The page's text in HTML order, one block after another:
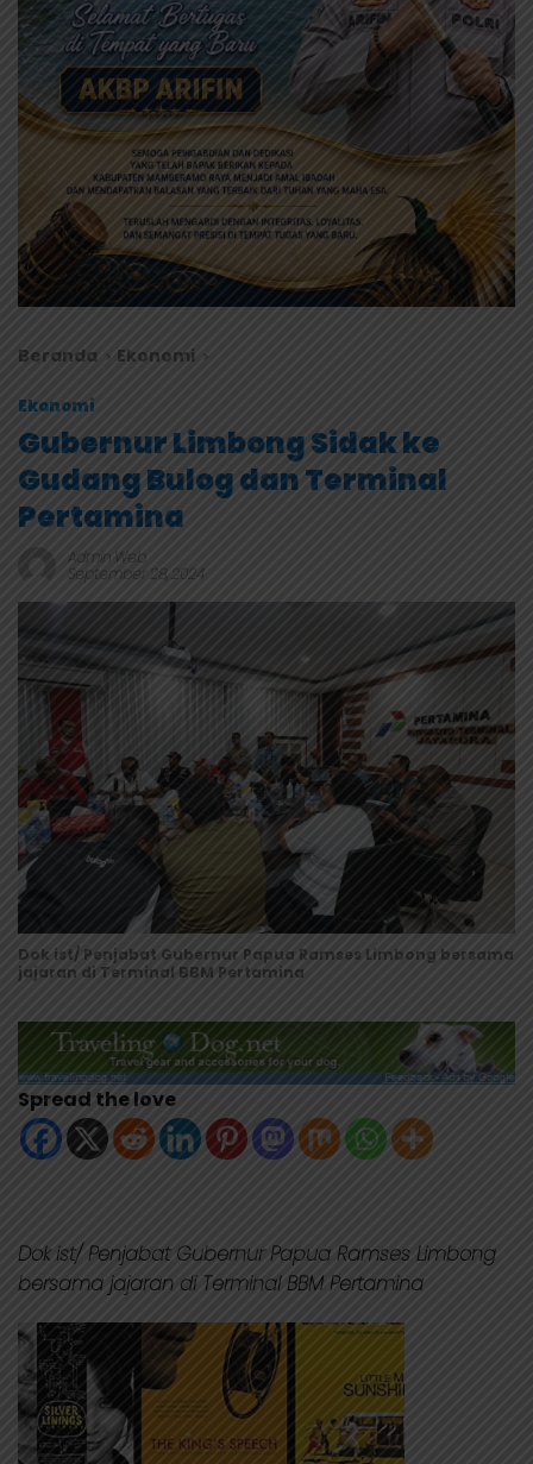
Beranda Ekonomi
Ekonomi
Gubernur Limbong Sidak ke
Gudang Bulog dan Terminal
Pertamina
Admin Web
September 28, 2024
Dok ist/ Penjabat Gubernur Papua Ramses Limbong bersama
jajaran di Terminal BBM Pertamina
Spread the love
Dok ist/ Penjabat Gubernur Papua Ramses Limbong
bersama jajaran di Terminal BBM Pertamina